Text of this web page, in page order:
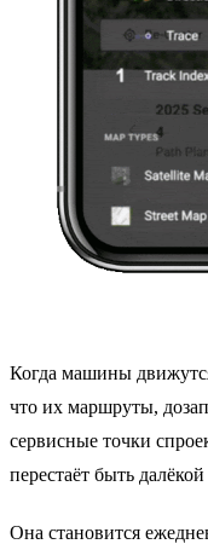
Когда машины
что их маршруты,
сервисные точки
перестаёт быть
Она становится